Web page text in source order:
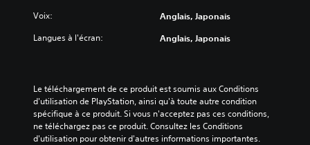
Voix: Anglais, Japonais
Langues à l'écran: Anglais, Japonais
Le téléchargement de ce produit est soumis aux Conditions
d'utilisation de PlayStation, ainsi qu'à toute autre condition
spécifique à ce produit. Si vous n'acceptez pas ces conditions,
ne téléchargez pas ce produit. Consultez les Conditions
d'utilisation pour obtenir d'autres informations importantes.